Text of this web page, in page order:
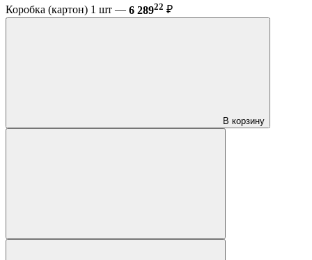
Коробка (картон) 1 шт — 6 28922 ₽
В корзину